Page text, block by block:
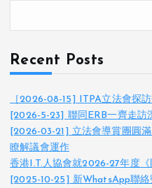
Recent Posts
［2026-08-15] ITPA立法會探
[2026-5-23] 聯同ERB一齊走訪
[2026-03-21] 立法會導賞團圓
瞭解議會運作
香港I.T.人協會就2026-27年度
[2025-10-25] 新WhatsApp聯絡